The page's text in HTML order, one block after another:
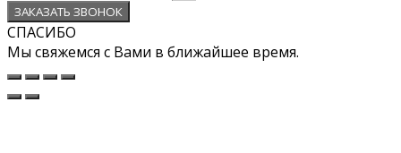
ЗАКАЗАТЬ ЗВОНОК
СПАСИБО
Мы свяжемся с Вами в ближайшее время.